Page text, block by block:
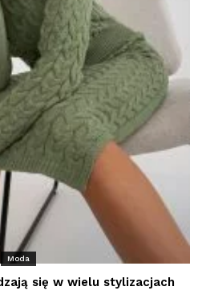
Moda
się w wielu stylizacjach